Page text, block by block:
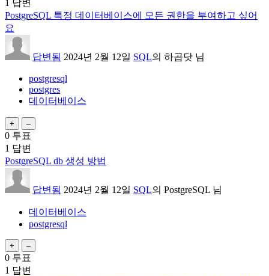
1 답변
PostgreSQL 특정 데이터베이스에 모든 권한을 부여하고 싶어
요
답변됨 2024년 2월 12일 SQL의 하곱닷 님
postgresql
postgres
데이터베이스
0 투표
1 답변
PostgreSQL db 생성 방법
답변됨 2024년 2월 12일 SQL의 PostgreSQL 님
데이터베이스
postgresql
0 투표
1 답변